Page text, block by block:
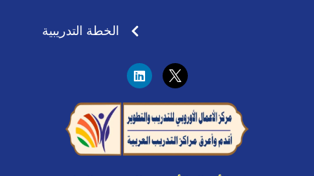
الخطة التدريبية
L
i
n
k
e
d
i
n